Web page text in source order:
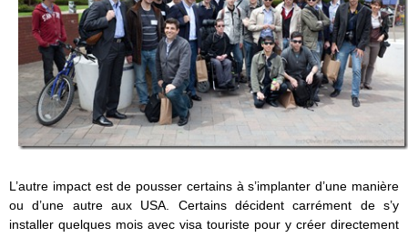
L’autre impact est de pousser certains à s’implanter d’une manière
ou d’une autre aux USA. Certains décident carrément de s’y
installer quelques mois avec visa touriste pour y créer directement